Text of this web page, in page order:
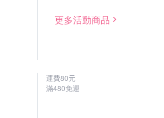
更多活動商品
運費80元
滿480免運